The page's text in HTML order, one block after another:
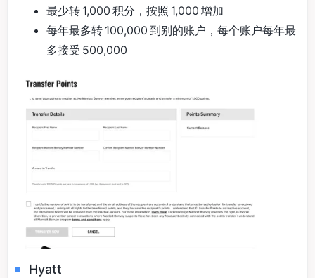
最少转 1,000 积分，按照 1,000 增加
每年最多转 100,000 到别的账户，每个账户每年最
多接受 500,000
Hyatt